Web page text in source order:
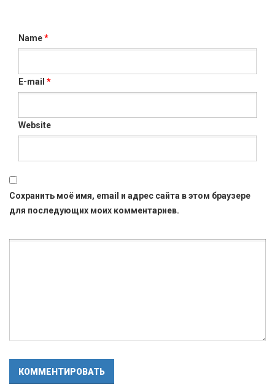
Name*
E-mail *
Website
Сохранить моё имя, email и адрес сайта в этом браузере
для последующих моих комментариев.